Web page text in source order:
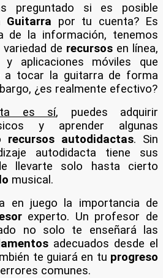
preguntado si es posible
Guitarra por tu cuenta? Es
de la información, tenemos
de recursosen línea,
aplicaciones móviles que
a tocar la guitarra de forma
¿es realmente efectivo?
es sí, puedes adquirir
y aprender algunas
recursos autodidactas. Sin
autodidacta tiene sus
llevarte solo hasta cierto
musical.
en juego la importancia de
experto. Un profesor de
no solo te enseñará las
adecuados desde el
te guiará en tu progreso
comunes.